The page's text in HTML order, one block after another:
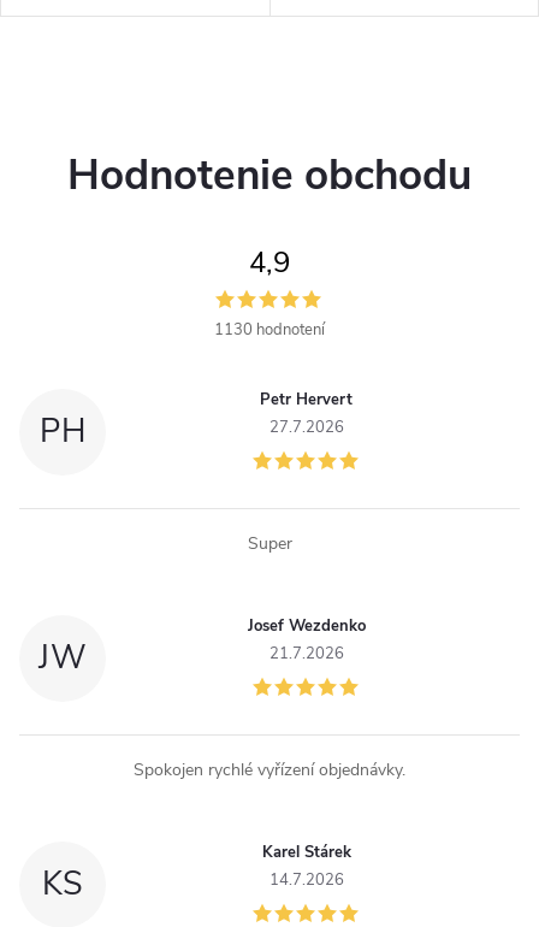
externého zdroja. Vstupné
Dĺžka kábla: 2 m.
p
Hodnotenie obchodu
4,9
1130 hodnotení
PH
Petr Hervert
27.7.2026
Super
JW
Josef Wezdenko
21.7.2026
Spokojen rychlé vyřízení objednávky.
KS
Karel Stárek
14.7.2026